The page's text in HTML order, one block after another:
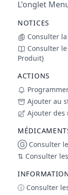
L'onglet
NOTICES
Consulter
Consulter
Produit)
ACTIONS
Ajouter au
Ajouter des
Ⓖ Consulter
⇅ Consulter
ⓘ Consulter